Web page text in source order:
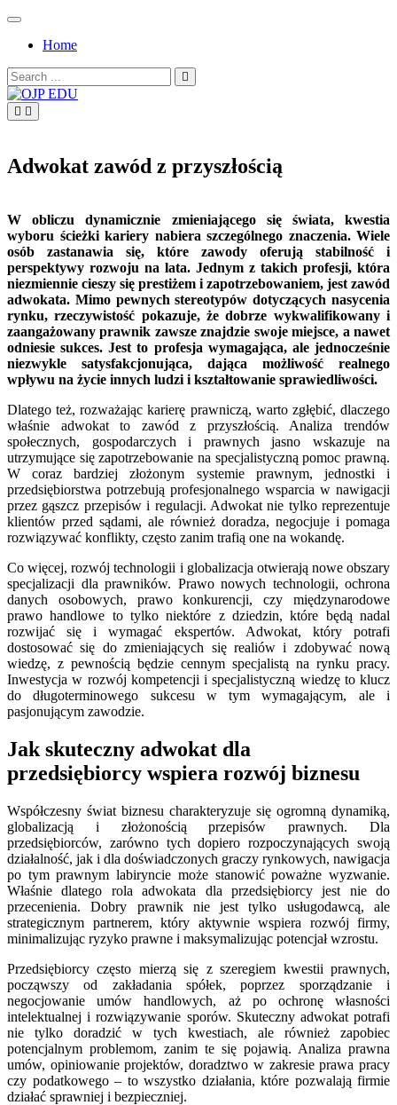
Skip
contentHome
Search
for:
Adwokat zawód z przyszłością
W obliczu dynamicznie zmieniającego się świata, kwestia
wyboru ścieżki kariery nabiera szczególnego znaczenia. Wiele
osób zastanawia się, które zawody oferują stabilność i
perspektywy rozwoju na lata. Jednym z takich profesji, która
niezmiennie cieszy się prestiżem i zapotrzebowaniem, jest zawód
adwokata. Mimo pewnych stereotypów dotyczących nasycenia
rynku, rzeczywistość pokazuje, że dobrze wykwalifikowany i
zaangażowany prawnik zawsze znajdzie swoje miejsce, a nawet
odniesie sukces. Jest to profesja wymagająca, ale jednocześnie
niezwykle satysfakcjonująca, dająca możliwość realnego
wpływu na życie innych ludzi i kształtowanie sprawiedliwości.
Dlatego też, rozważając karierę prawniczą, warto zgłębić, dlaczego
właśnie adwokat to zawód z przyszłością. Analiza trendów
społecznych, gospodarczych i prawnych jasno wskazuje na
utrzymujące się zapotrzebowanie na specjalistyczną pomoc prawną.
W coraz bardziej złożonym systemie prawnym, jednostki i
przedsiębiorstwa potrzebują profesjonalnego wsparcia w nawigacji
przez gąszcz przepisów i regulacji. Adwokat nie tylko reprezentuje
klientów przed sądami, ale również doradza, negocjuje i pomaga
rozwiązywać konflikty, często zanim trafią one na wokandę.
Co więcej, rozwój technologii i globalizacja otwierają nowe obszary
specjalizacji dla prawników. Prawo nowych technologii, ochrona
danych osobowych, prawo konkurencji, czy międzynarodowe
prawo handlowe to tylko niektóre z dziedzin, które będą nadal
rozwijać się i wymagać ekspertów. Adwokat, który potrafi
dostosować się do zmieniających się realiów i zdobywać nową
wiedzę, z pewnością będzie cennym specjalistą na rynku pracy.
Inwestycja w rozwój kompetencji i specjalistyczną wiedzę to klucz
do długoterminowego sukcesu w tym wymagającym, ale i
pasjonującym zawodzie.
Jak skuteczny adwokat dla
przedsiębiorcy wspiera rozwój biznesu
Współczesny świat biznesu charakteryzuje się ogromną dynamiką,
globalizacją i złożonością przepisów prawnych. Dla
przedsiębiorców, zarówno tych dopiero rozpoczynających swoją
działalność, jak i dla doświadczonych graczy rynkowych, nawigacja
po tym prawnym labiryncie może stanowić poważne wyzwanie.
Właśnie dlatego rola adwokata dla przedsiębiorcy jest nie do
przecenienia. Dobry prawnik nie jest tylko usługodawcą, ale
strategicznym partnerem, który aktywnie wspiera rozwój firmy,
minimalizując ryzyko prawne i maksymalizując potencjał wzrostu.
Przedsiębiorcy często mierzą się z szeregiem kwestii prawnych,
począwszy od zakładania spółek, poprzez sporządzanie i
negocjowanie umów handlowych, aż po ochronę własności
intelektualnej i rozwiązywanie sporów. Skuteczny adwokat potrafi
nie tylko doradzić w tych kwestiach, ale również zapobiec
potencjalnym problemom, zanim te się pojawią. Analiza prawna
umów, opiniowanie projektów, doradztwo w zakresie prawa pracy
czy podatkowego – to wszystko działania, które pozwalają firmie
działać sprawniej i bezpieczniej.